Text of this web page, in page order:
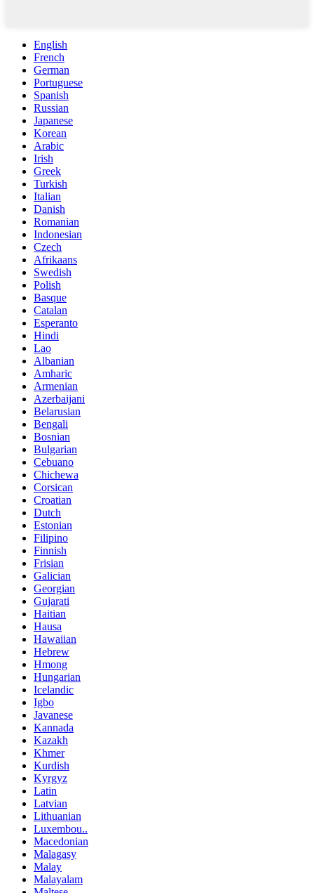
English
French
German
Portuguese
Spanish
Russian
Japanese
Korean
Arabic
Irish
Greek
Turkish
Italian
Danish
Romanian
Indonesian
Czech
Afrikaans
Swedish
Polish
Basque
Catalan
Esperanto
Hindi
Lao
Albanian
Amharic
Armenian
Azerbaijani
Belarusian
Bengali
Bosnian
Bulgarian
Cebuano
Chichewa
Corsican
Croatian
Dutch
Estonian
Filipino
Finnish
Frisian
Galician
Georgian
Gujarati
Haitian
Hausa
Hawaiian
Hebrew
Hmong
Hungarian
Icelandic
Igbo
Javanese
Kannada
Kazakh
Khmer
Kurdish
Kyrgyz
Latin
Latvian
Lithuanian
Luxembou..
Macedonian
Malagasy
Malay
Malayalam